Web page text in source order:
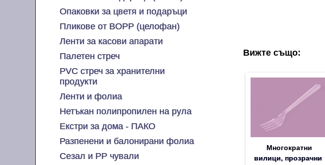
Опаковки за цветя и подаръци
Пликове от BOPP (целофан)
Ленти за касови апарати
Палетен стреч
PVC стреч за хранителни
продукти
Ленти и фолиа
Нетъкан полипропилен на рула
Екстри за дома - ПАКО
Разпенени и балонирани фолиа
Сезал и PP чували
Вижте също:
Многократни
вилици, прозрачни